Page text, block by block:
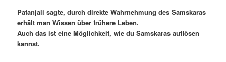
Patanjali sagte, durch direkte Wahrnehmung des Samskaras
erhält man Wissen über frühere Leben.
Auch das ist eine Möglichkeit, wie du Samskaras auflösen
kannst.